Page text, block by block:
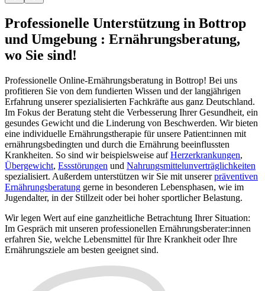
Professionelle Unterstützung in Bottrop
und Umgebung : Ernährungsberatung,
wo Sie sind!
Professionelle Online-Ernährungsberatung in Bottrop! Bei uns
profitieren Sie von dem fundierten Wissen und der langjährigen
Erfahrung unserer spezialisierten Fachkräfte aus ganz Deutschland.
Im Fokus der Beratung steht die Verbesserung Ihrer Gesundheit, ein
gesundes Gewicht und die Linderung von Beschwerden. Wir bieten
eine individuelle Ernährungstherapie für unsere Patient:innen mit
ernährungsbedingten und durch die Ernährung beeinflussten
Krankheiten. So sind wir beispielsweise aufHerzerkrankungen,
Übergewicht, Essstörungen und Nahrungsmittelunverträglichkeiten
spezialisiert. Außerdem unterstützen wir Sie mit unsererpräventiven
Ernährungsberatung gerne in besonderen Lebensphasen, wie im
Jugendalter, in der Stillzeit oder bei hoher sportlicher Belastung.
Wir legen Wert auf eine ganzheitliche Betrachtung Ihrer Situation:
Im Gespräch mit unseren professionellen Ernährungsberater:innen
erfahren Sie, welche Lebensmittel für Ihre Krankheit oder Ihre
Ernährungsziele am besten geeignet sind.